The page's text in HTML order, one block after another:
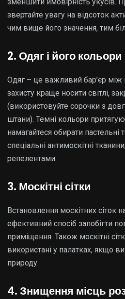
звертайте увагу на відсоток
чим вище його значення, тим
2. Одяг і його кольори
Одяг – це важливий бар’єр
захисту краще носити світлі,
(використовуйте сорочки з
штани). Темні кольори
намагайтеся обирати пастельні
спеціальні антимоскітні
репелентами.
3. Москітні сітки
Встановлення москітних сіток
ефективний спосіб запобігти
приміщення. Також москітні
використані у палатках, якщо
природу.
4. Знищення місць